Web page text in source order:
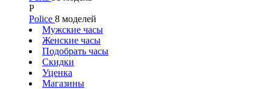
P
Police 8 моделей
Мужские часы
Женские часы
Подобрать часы
Скидки
Уценка
Магазины